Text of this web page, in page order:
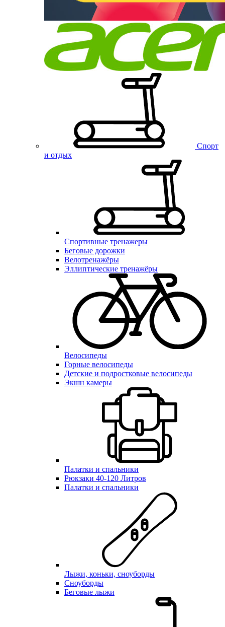
Спорт
и отдых
Спортивные тренажеры
Беговые дорожки
Велотренажёры
Эллиптические тренажёры
Велосипеды
Горные велосипеды
Детские и подростковые велосипеды
Экшн камеры
Палатки и спальники
Рюкзаки 40-120 Литров
Палатки и спальники
Лыжи, коньки, сноуборды
Сноуборды
Беговые лыжи